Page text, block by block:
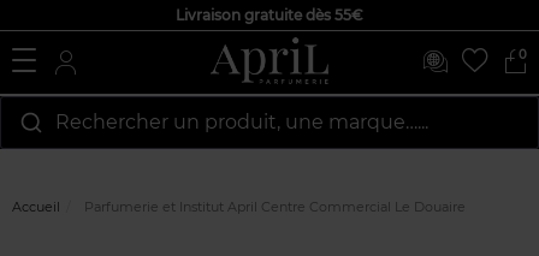
Livraison gratuite dès 55€
0
Rechercher un produit, une marque…...
Accueil Parfumerie et Institut April Centre Commercial Le Douaire